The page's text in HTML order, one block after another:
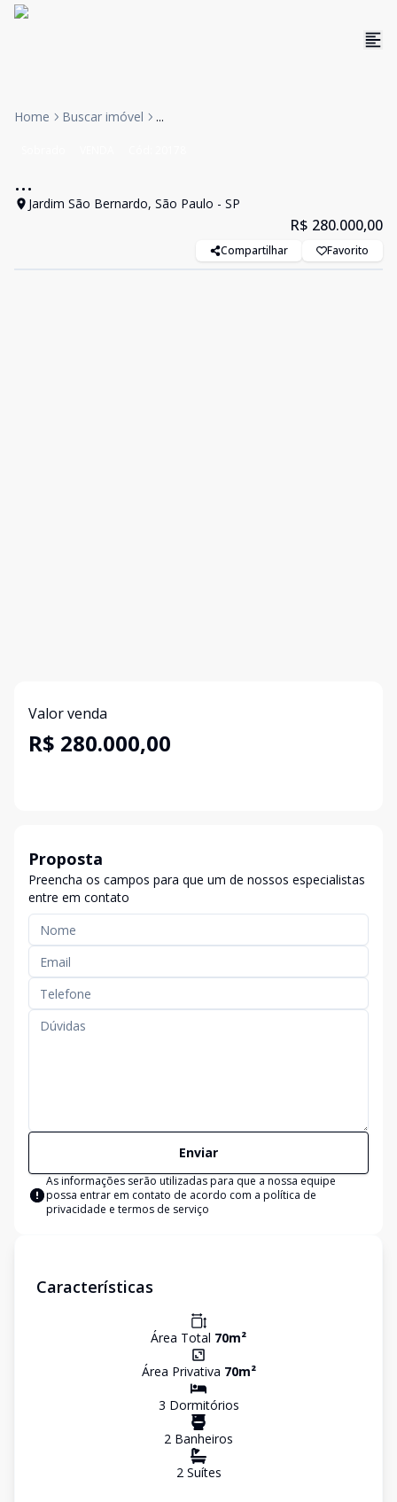
Home Buscar imóvel ...
...
Jardim São Bernardo, São Paulo - SP
R$ 280.000,00
Compartilhar Favorito
Valor venda
R$ 280.000,00
Proposta
Preencha os campos para que um de nossos especialistas
entre em contato
Enviar
As informações serão utilizadas para que a nossa equipe
possa entrar em contato de acordo com a política de
privacidade e termos de serviço
Características
Área Total 70m²
Área Privativa 70m²
3 Dormitórios
2 Banheiros
2Suítes